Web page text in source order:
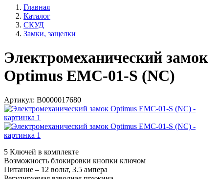
Главная
Каталог
СКУД
Замки, защелки
Электромеханический замок
Optimus EMC-01-S (NC)
Артикул: В0000017680
5 Ключей в комплекте
Возможность блокировки кнопки ключом
Питание – 12 вольт, 3.5 ампера